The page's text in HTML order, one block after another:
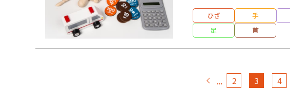
ひざ 手
足
首
... 2 3 4